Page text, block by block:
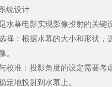
统设计
幕电影实现影像投射的关键
：根据水幕的大小和形状，
。
准：投影角度的设定需要考
定地投射到水幕上。